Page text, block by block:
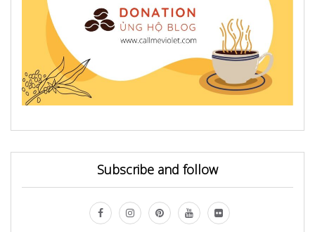
Subscribe and follow